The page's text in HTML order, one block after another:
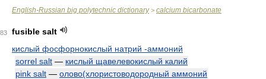
English-Russian big polytechnic dictionary> calcium bicarbonate
83
fusible salt
кислый фосфорнокислый натрий -аммоний
sorrel salt — кислый щавелевокислый калий
pink salt — олово(хлористоводородный аммоний